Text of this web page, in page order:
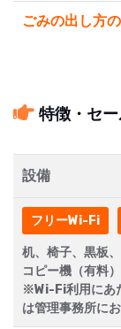
ごみの出し方
特徴・セ
設備
フリーWi-Fi
机、椅子、黒板
コピー機（有料
※Wi-Fi利用にあ
は管理事務所に